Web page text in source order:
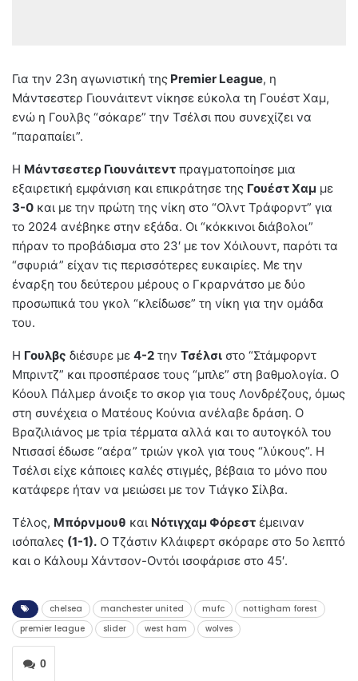
Για την 23η αγωνιστική της Premier League, η
Μάντσεστερ Γιουνάιτεντ νίκησε εύκολα τη Γουέστ Χαμ,
ενώ η Γουλβς “σόκαρε” την Τσέλσι που συνεχίζει να
“παραπαίει”.
Η Μάντσεστερ Γιουνάιτεντ πραγματοποίησε μια
εξαιρετική εμφάνιση και επικράτησε της Γουέστ Χαμ με
3-0 και με την πρώτη της νίκη στο “Ολντ Τράφορντ” για
το 2024 ανέβηκε στην εξάδα. Οι “κόκκινοι διάβολοι”
πήραν το προβάδισμα στο 23′ με τον Χόιλουντ, παρότι τα
“σφυριά” είχαν τις περισσότερες ευκαιρίες. Με την
έναρξη του δεύτερου μέρους ο Γκραρνάτσο με δύο
προσωπικά του γκολ “κλείδωσε” τη νίκη για την ομάδα
του.
Η Γουλβς διέσυρε με 4-2 την Τσέλσι στο “Στάμφορντ
Μπριντζ” και προσπέρασε τους “μπλε” στη βαθμολογία. Ο
Κόουλ Πάλμερ άνοιξε το σκορ για τους Λονδρέζους, όμως
στη συνέχεια ο Ματέους Κούνια ανέλαβε δράση. Ο
Βραζιλιάνος με τρία τέρματα αλλά και το αυτογκόλ του
Ντισασί έδωσε “αέρα” τριών γκολ για τους “λύκους”. Η
Τσέλσι είχε κάποιες καλές στιγμές, βέβαια το μόνο που
κατάφερε ήταν να μειώσει με τον Τιάγκο Σίλβα.
Τέλος, Μπόρνμουθ και Νότιγχαμ Φόρεστ έμειναν
ισόπαλες (1-1). Ο Τζάστιν Κλάιφερτ σκόραρε στο 5ο λεπτό
και ο Κάλουμ Χάντσον-Οντόι ισοφάρισε στο 45′.
chelsea manchester united mufc
nottigham forest
premier league
slider west ham wolves
0